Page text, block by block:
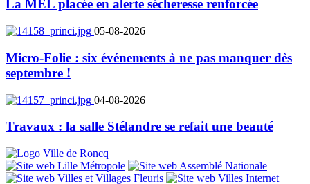
La MEL placée en alerte sécheresse renforcée
05-08-2026
Micro-Folie : six événements à ne pas manquer dès
septembre !
04-08-2026
Travaux : la salle Stélandre se refait une beauté